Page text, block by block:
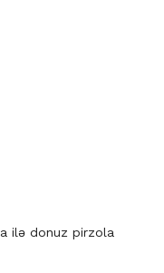
ilə donuz pirzola